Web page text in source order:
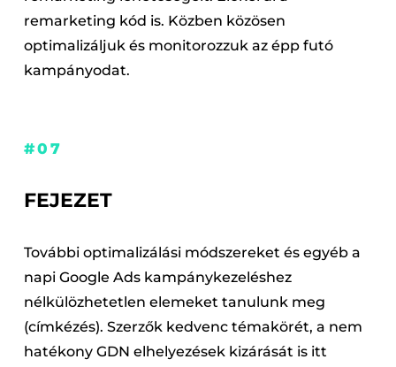
remarketing kód is. Közben közösen
optimalizáljuk és monitorozzuk az épp futó
kampányodat.
#07
FEJEZET
További optimalizálási módszereket és egyéb a
napi Google Ads kampánykezeléshez
nélkülözhetetlen elemeket tanulunk meg
(címkézés). Szerzők kedvenc témakörét, a nem
hatékony GDN elhelyezések kizárását is itt